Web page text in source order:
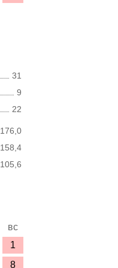
31
9
22
176,0
158,4
105,6
вс
1
8